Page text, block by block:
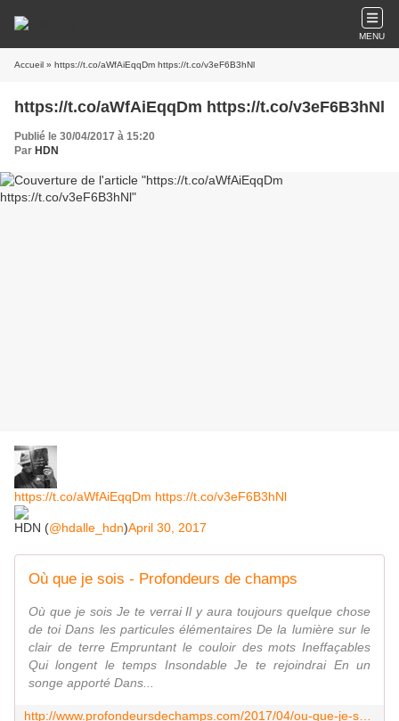
MENU
Accueil » https://t.co/aWfAiEqqDm https://t.co/v3eF6B3hNl
https://t.co/aWfAiEqqDm https://t.co/v3eF6B3hNl
Publié le 30/04/2017 à 15:20
Par HDN
https://t.co/aWfAiEqqDm https://t.co/v3eF6B3hNl
HDN (@hdalle_hdn)April 30, 2017
Où que je sois - Profondeurs de champs
Où que je sois Je te verrai Il y aura toujours quelque chose
de toi Dans les particules élémentaires De la lumière sur le
clair de terre Empruntant le couloir des mots Ineffaçables
Qui longent le temps Insondable Je te rejoindrai En un
songe apporté Dans...